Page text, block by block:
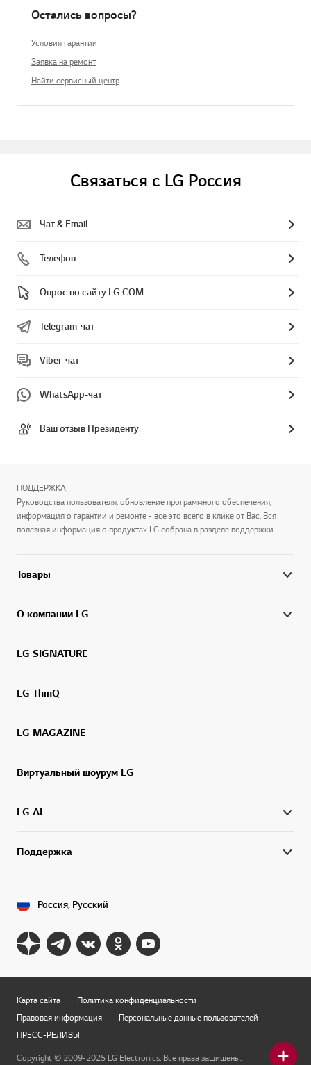
Остались вопросы?
Условия гарантии
Заявка на ремонт
Найти сервисный центр
Связаться с LG Россия
Чат & Email
Телефон
Опрос по сайту LG.COM
Telegram-чат
Viber-чат
WhatsApp-чат
Ваш отзыв Президенту
ПОДДЕРЖКА
Руководства пользователя, обновление программного обеспечения,
информация о гарантии и ремонте - все это всего в клике от Вас. Вся
полезная информация о продуктах LG собрана в разделе поддержки.
Товары
О компании LG
LG SIGNATURE
LG ThinQ
LG MAGAZINE
Виртуальный шоурум LG
LG AI
Поддержка
Россия, Русский
Карта сайта
Политика конфиденциальности
Правовая информация
Персональные данные пользователей
ПРЕСС-РЕЛИЗЫ
Copyright © 2009-2025 LG Electronics. Все права защищены.